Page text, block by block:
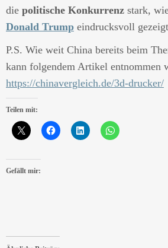
die politische Konkurrenz stark,
Donald Trump eindrucksvoll
P.S. Wie weit China bereits beim
kann folgendem Artikel entnommen
https://chinavergleich.de/3d-drucker/
Teilen mit:
Gefällt mir: